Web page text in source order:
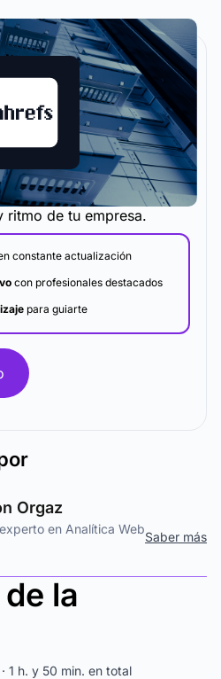
de formación que
ritmo de tu empresa.
constante actualización
con profesionales destacados
para guiarte
Orgaz
en Analítica Web
Saber más
la
1 h. y 50 min. en total